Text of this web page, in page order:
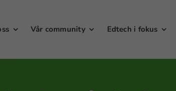
Vår community Edtech i fokus